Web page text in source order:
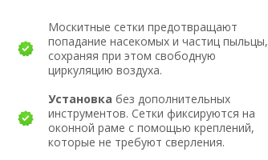
Москитные сетки предотвращают
попадание насекомых и частиц пыльцы,
сохраняя при этом свободную
циркуляцию воздуха.
Установка без дополнительных
инструментов. Сетки фиксируются на
оконной раме с помощью креплений,
которые не требуют сверления.